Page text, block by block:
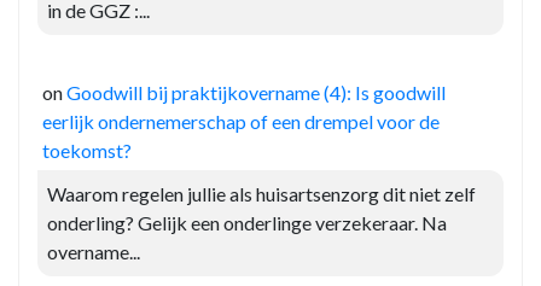
in de GGZ :...
onGoodwill bij praktijkovername (4): Is goodwill
eerlijk ondernemerschap of een drempel voor de
toekomst?
Waarom regelen jullie als huisartsenzorg dit niet zelf
onderling? Gelijk een onderlinge verzekeraar. Na
overname...